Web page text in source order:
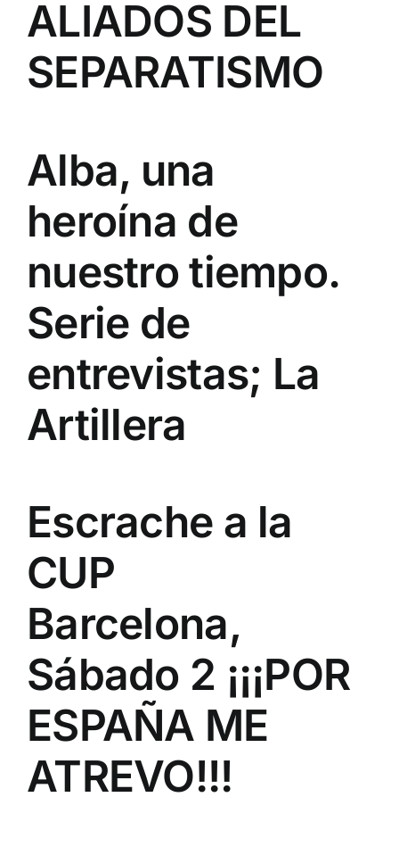
ALIADOS DEL
SEPARATISMO
Alba, una
heroína de
nuestro tiempo.
Serie de
entrevistas; La
Artillera
Escrache a la
CUP
Barcelona,
Sábado 2 ¡¡¡POR
ESPAÑA ME
ATREVO!!!